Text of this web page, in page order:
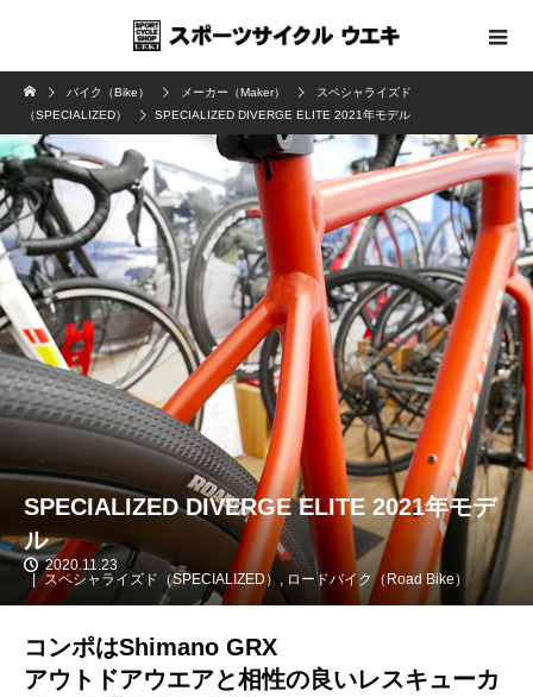
バイク（Bike） メーカー（Maker）
スペシャライズド
（SPECIALIZED）
SPECIALIZED DIVERGE ELITE 2021年モデル
SPECIALIZED DIVERGE ELITE 2021年モデ
ル
2020.11.23
スペシャライズド（SPECIALIZED） , ロードバイク（Road Bike）
コンポはShimano GRX
アウトドアウエアと相性の良いレスキューカ